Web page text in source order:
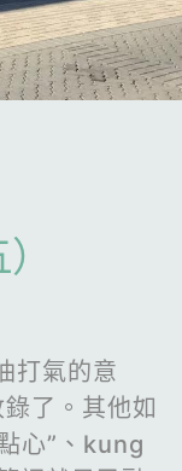
打氣的意
了。其他如
心”、kung